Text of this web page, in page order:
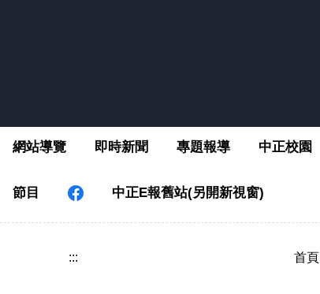
區
網站導覽 即時新聞 專題報導 中正校園
節目 中正E報舊站(另開新視窗)
::: 首頁